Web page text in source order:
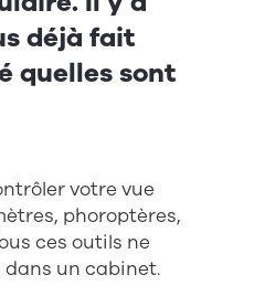
déjà fait
quelles sont
votre vue
phoroptères,
ces outils ne
dans un cabinet.